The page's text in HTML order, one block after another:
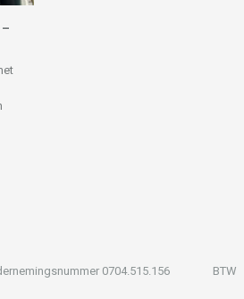
0704.515.156 BTW